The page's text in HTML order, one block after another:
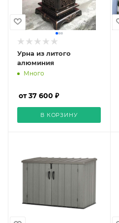
Урна из литого
алюминия
Много
от 37 600 ₽
В КОРЗИНУ